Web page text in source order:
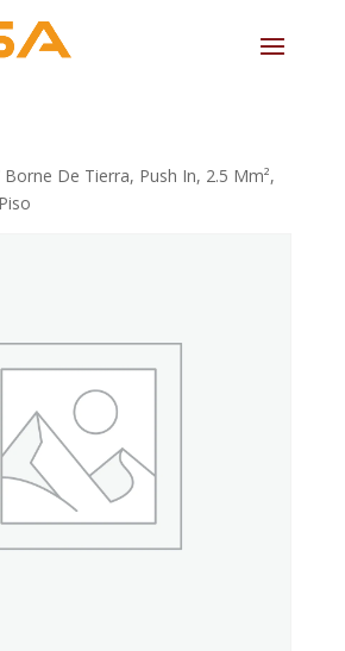
De Tierra, Push In, 2.5 Mm²,